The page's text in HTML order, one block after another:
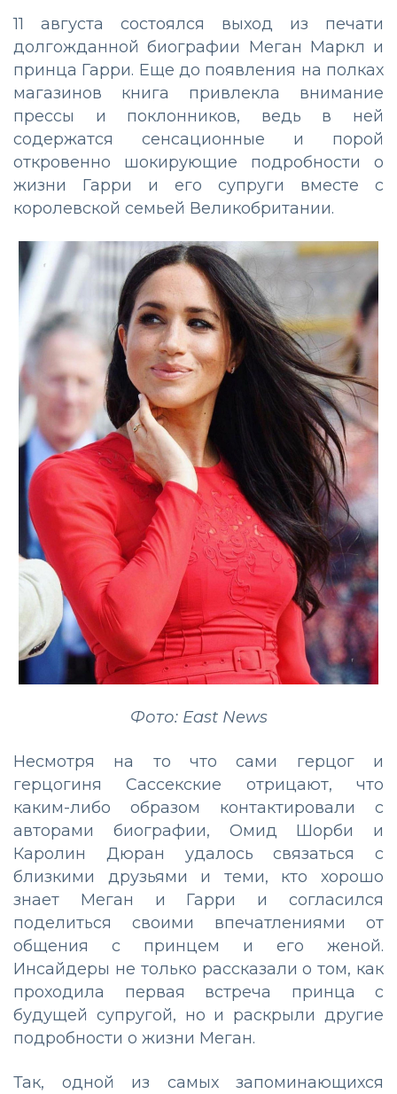
11 августа состоялся выход из печати
долгожданной биографии Меган Маркл и
принца Гарри. Еще до появления на полках
магазинов книга привлекла внимание
прессы и поклонников, ведь в ней
содержатся сенсационные и порой
откровенно шокирующие подробности о
жизни Гарри и его супруги вместе с
королевской семьей Великобритании.
Фото: East News
Несмотря на то что сами герцог и
герцогиня Сассекские отрицают, что
каким-либо образом контактировали с
авторами биографии, Омид Шорби и
Каролин Дюран удалось связаться с
близкими друзьями и теми, кто хорошо
знает Меган и Гарри и согласился
поделиться своими впечатлениями от
общения с принцем и его женой.
Инсайдеры не только рассказали о том, как
проходила первая встреча принца с
будущей супругой, но и раскрыли другие
подробности о жизни Меган.
Так, одной из самых запоминающихся